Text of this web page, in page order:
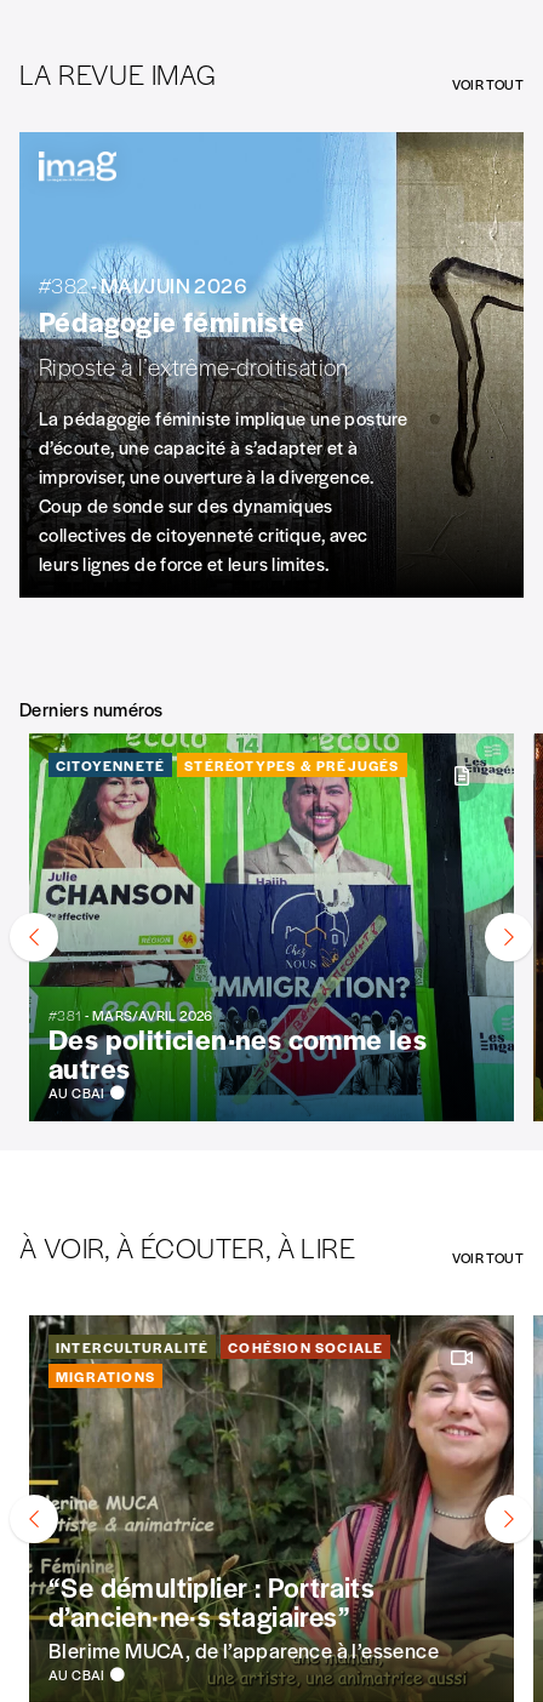
LA REVUE IMAG VOIR TOUT
#382- MAI/JUIN 2026
Pédagogie féministe
Riposte à l’extrême-droitisation
La pédagogie féministe implique une posture
d’écoute, une capacité à s’adapter et à
improviser, une ouverture à la divergence.
Coup de sonde sur des dynamiques
collectives de citoyenneté critique, avec
leurs lignes de force et leurs limites.
Derniers numéros
CITOYENNETÉ STÉRÉOTYPES & PRÉJUGÉS
#381- MARS/AVRIL 2026
Des politicien·nes comme les
autres
AU CBAI
À VOIR, À ÉCOUTER, À LIRE VOIR TOUT
INTERCULTURALITÉ
COHÉSION SOCIALE
MIGRATIONS
“Se démultiplier : Portraits
d’ancien·ne·s stagiaires”
Blerime MUCA, de l’apparence à l’essence
AU CBAI